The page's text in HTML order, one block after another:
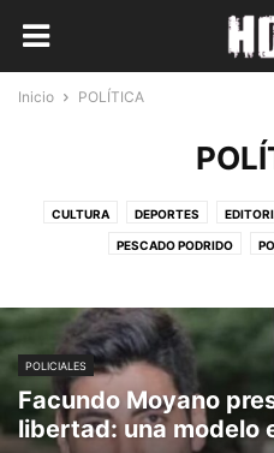
Inicio POLÍTICA
CULTURA DEPORTES
PESCADO PODRIDO
POLICIALES
Facundo Moyano
libertad: una modelo